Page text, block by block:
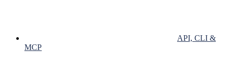
API, CLI &
MCP